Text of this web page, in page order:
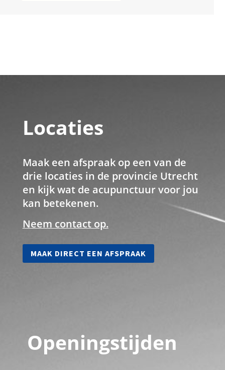
Locaties
Maak een afspraak op een van de
drie locaties in de provincie Utrecht
en kijk wat de acupunctuur voor jou
kan betekenen.
Neem contact op.
MAAK DIRECT EEN AFSPRAAK
Openingstijden